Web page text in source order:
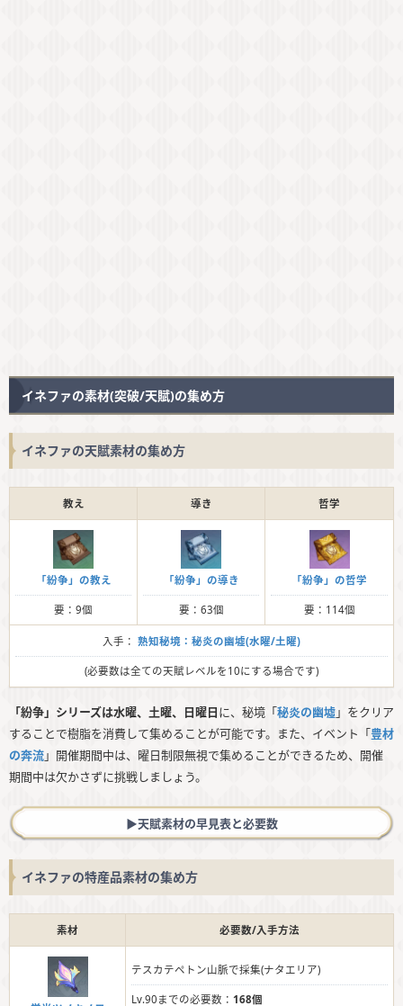
イネファの素材(突破/天賦)の集め方
イネファの天賦素材の集め方
教え 導き 哲学
「紛争」の教え
要：9個
「紛争」の導き
要：63個
「紛争」の哲学
要：114個
入手： 熟知秘境：秘炎の幽墟(水曜/土曜)
(必要数は全ての天賦レベルを10にする場合です)
「紛争」シリーズは水曜、土曜、日曜日に、秘境「秘炎の幽墟」をクリア
することで樹脂を消費して集めることが可能です。また、イベント「豊材
の奔流」開催期間中は、曜日制限無視で集めることができるため、開催
期間中は欠かさずに挑戦しましょう。
▶︎天賦素材の早見表と必要数
イネファの特産品素材の集め方
素材 必要数/入手方法
テスカテペトン山脈で採集(ナタエリア)
Lv.90までの必要数： 168個